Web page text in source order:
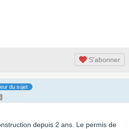
S'abonner
du sujet
depuis 2 ans. Le permis de